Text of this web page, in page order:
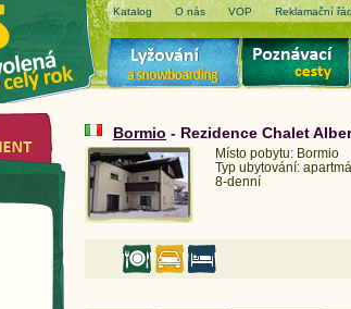
Katalog O nás VOP Reklamační řád
Bormio - Rezidence Chalet
Místo pobytu: Bormio
Typ ubytování:
8-denní